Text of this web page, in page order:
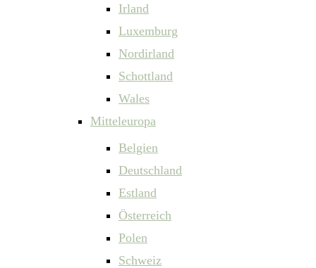
Irland
Luxemburg
Nordirland
Schottland
Wales
Mitteleuropa
Belgien
Deutschland
Estland
Österreich
Polen
Schweiz